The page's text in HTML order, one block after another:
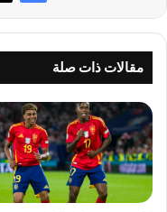
مقالات ذات صلة